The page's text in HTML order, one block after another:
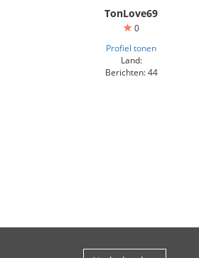
TonLove69
0
Profiel tonen
Land:
Berichten: 44